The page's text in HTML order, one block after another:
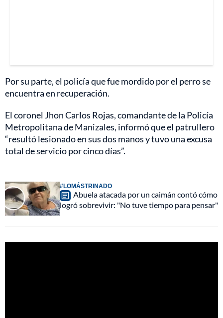
Por su parte, el policía que fue mordido por el perro se
encuentra en recuperación.
El coronel Jhon Carlos Rojas, comandante de la Policía
Metropolitana de Manizales, informó que el patrullero
“resultó lesionado en sus dos manos y tuvo una excusa
total de servicio por cinco días”.
#LOMÁSTRINADO
Abuela atacada por un caimán contó cómo
logró sobrevivir: "No tuve tiempo para pensar"